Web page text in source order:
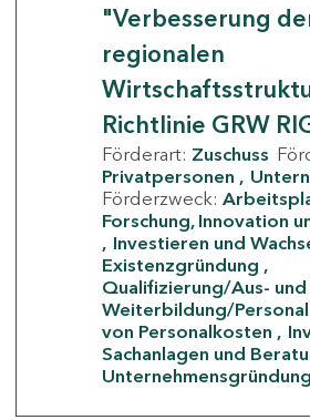
"Verbesserung
regionalen
Richtlinie GRW
Förderart: Zuschuss
Privatpersonen
Förderzweck:
Forschung, Innovation
Investieren und
Existenzgründung
Qualifizierung/Aus- und
Weiterbildung/Personal
von Personalkosten
Sachanlagen und
Unternehmensgründung